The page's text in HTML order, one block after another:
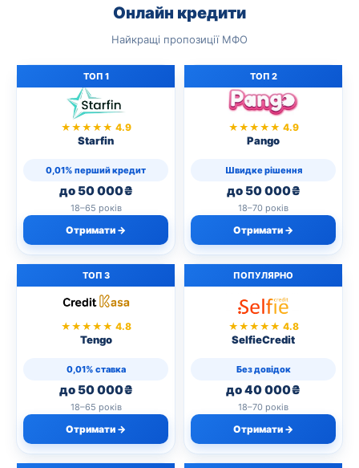
Онлайн кредити
Найкращі пропозиції МФО
ТОП 1
★★★★★ 4.9
Starfin
0,01% перший кредит
до 50 000₴
18–65 років
Отримати →
ТОП 2
★★★★★ 4.9
Pango
Швидке рішення
до 50 000₴
18–70 років
Отримати →
ТОП 3
★★★★★ 4.8
Tengo
0,01% ставка
до 50 000₴
18–65 років
Отримати →
ПОПУЛЯРНО
★★★★★ 4.8
SelfieCredit
Без довідок
до 40 000₴
18–70 років
Отримати →